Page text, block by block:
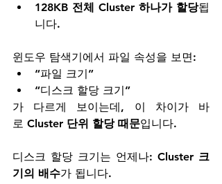
128KB 전체 Cluster 하나가 할당됩
니다.
윈도우 탐색기에서 파일 속성을 보면:
“파일 크기”
“디스크 할당 크기”
가 다르게 보이는데, 이 차이가 바
로 Cluster 단위 할당 때문입니다.
디스크 할당 크기는 언제나: Cluster 크
기의 배수가 됩니다.